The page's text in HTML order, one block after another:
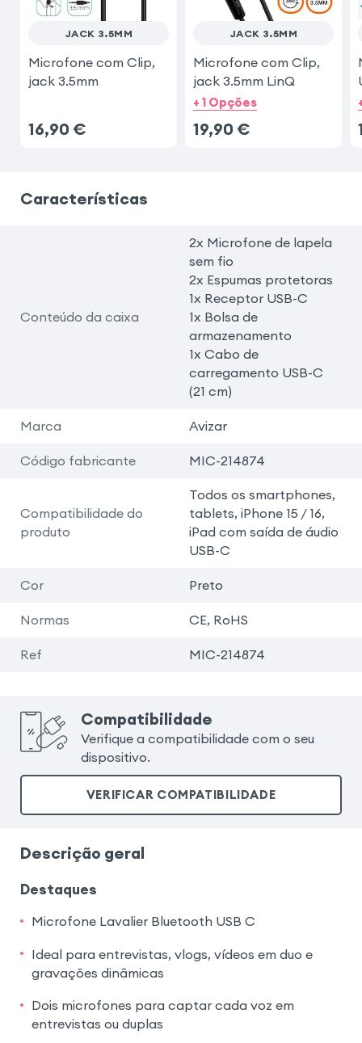
JACK 3.5MM
Microfone com Clip,
jack 3.5mm
16,90 €
JACK 3.5MM
Microfone com Clip,
jack 3.5mm LinQ
+ 1 Opções
19,90 €
Características
Conteúdo da caixa
2x Microfone de lapela
sem fio
2x Espumas protetoras
1x Receptor USB-C
1x Bolsa de
armazenamento
1x Cabo de
carregamento USB-C
(21 cm)
Marca Avizar
Código fabricante MIC-214874
Compatibilidade do
produto
Todos os smartphones,
tablets, iPhone 15 / 16,
iPad com saída de áudio
USB-C
Cor Preto
Normas CE, RoHS
Ref MIC-214874
Compatibilidade
Verifique a compatibilidade com o seu
dispositivo.
VERIFICAR COMPATIBILIDADE
Descrição geral
Destaques
Microfone Lavalier Bluetooth USB C
Ideal para entrevistas, vlogs, vídeos em duo e
gravações dinâmicas
Dois microfones para captar cada voz em
entrevistas ou duplas